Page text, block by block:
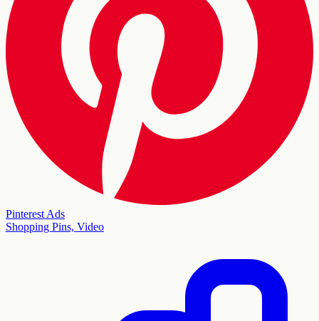
Pinterest Ads
Shopping Pins, Video